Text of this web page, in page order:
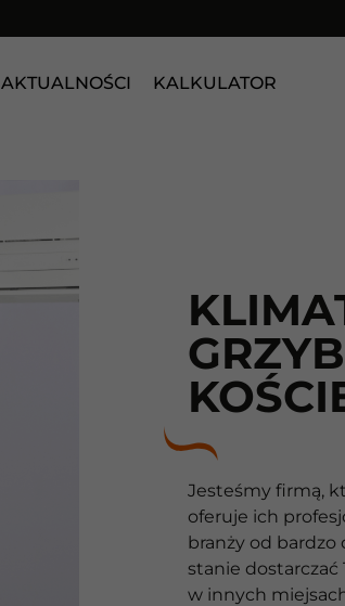
AKTUALNOŚCI KALKULATOR
Jesteśmy firmą,
oferuje ich
branży od bardzo
stanie dostarczać
w innych